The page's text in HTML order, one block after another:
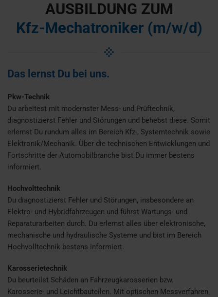
AUSBILDUNG ZUM
Kfz-Mechatroniker (m/w/d)
Das lernst Du bei uns.
Pkw-Technik
Du arbeitest mit modernster Mess- und Prüftechnik,
diagnostizierst Fehler und Störungen und behebst diese. Somit
erlernst Du rundum alles im Bereich Kfz-, Systemtechnik sowie
Elektronik/Mechanik. Über die technischen Entwicklungen und
Fortschritte der Automobilbranche bist Du immer bestens
informiert.
Hochvolttechnik
Du diagnostizierst Fehler und Störungen, insbesondere an
Elektro- und Hybridfahrzeugen und führst Wartungs- und
Reparaturarbeiten durch. Du erlernst alles über elektronische,
mechanische und hydraulische Systeme und bist im Bereich
Hochvolltechnik bestens informiert.
Karosserietechnik
Du beurteilst Schäden an Fahrzeugkarosserien bzw.
Karosserie- und Leichtbauteilen. Mit optischen Messverfahren